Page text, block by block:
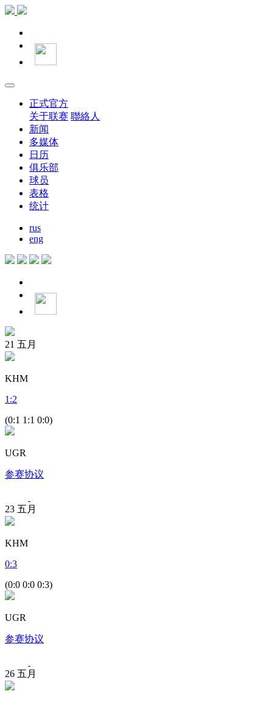
正式官方
关于联赛 聯絡人
新闻
多媒体
日历
俱乐部
球员
表格
统计
rus
eng
21 五月
KHM
1 :2
(0:1 1:1 0:0)
UGR
参赛协议
23 五月
KHM
0:3
(0:0 0:0 0:3)
UGR
参赛协议
26 五月